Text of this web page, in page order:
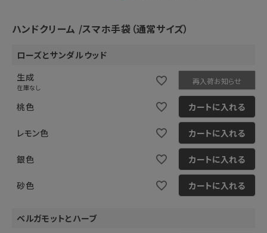
ハンドクリーム スマホ手袋（通常サイズ）
ローズとサンダルウッド
生成
在庫なし
再入荷お知らせ
桃色 カートに入れる
レモン色 カートに入れる
銀色 カートに入れる
砂色 カートに入れる
ベルガモットとハーブ